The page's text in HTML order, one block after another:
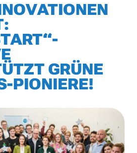
GRÜNE
PIONIERE!